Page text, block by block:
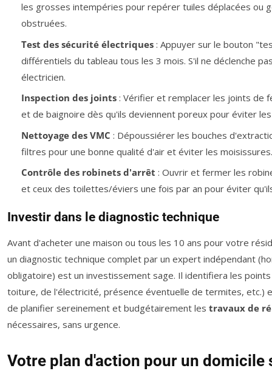
les grosses intempéries pour repérer tuiles déplacées ou
obstruées.
Test des sécurité électriques: Appuyer sur le bouton
différentiels du tableau tous les 3 mois. S'il ne déclenche
électricien.
Inspection des joints: Vérifier et remplacer les joints de
et de baignoire dès qu'ils deviennent poreux pour éviter
Nettoyage des VMC : Dépoussiérer les bouches
filtres pour une bonne qualité d'air et éviter les moisissures.
Contrôle des robinets d'arrêt : Ouvrir et fermer les
et ceux des toilettes/éviers une fois par an pour éviter
Investir dans le diagnostic technique
Avant d'acheter une maison ou tous les 10 ans pour votre
un diagnostic technique complet par un expert indépendant
obligatoire) est un investissement sage. Il identifiera les
toiture, de l'électricité, présence éventuelle de termites, etc.)
de planifier sereinement et budgétairement les travaux de
nécessaires, sans urgence.
Votre plan d'action pour un domicile